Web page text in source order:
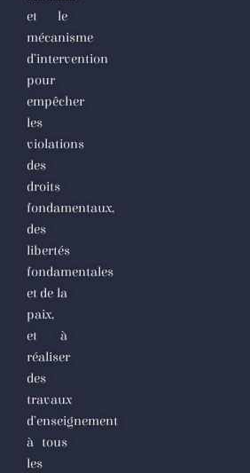
et le
mécanisme
d’intervention
pour
empêcher
les
violations
des
droits
fondamentaux,
des
libertés
fondamentales
et de la
paix,
et à
réaliser
des
travaux
d’enseignement
à tous
les